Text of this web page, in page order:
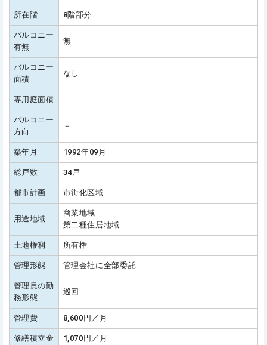
所在階 8階部分
バルコニー
有無
無
バルコニー
面積
なし
専用庭面積
バルコニー
方向
－
築年月 1992年09月
総戸数 34戸
都市計画 市街化区域
用途地域
商業地域
第二種住居地域
土地権利 所有権
管理形態 管理会社に全部委託
管理員の勤
務形態
巡回
管理費 8,600円／月
修繕積立金 1,070円／月